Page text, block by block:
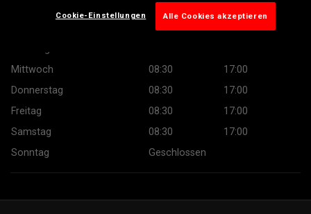
08:30
17:00
Mittwoch
08:30
17:00
Donnerstag
08:30
17:00
Freitag
08:30
17:00
Samstag
08:30
17:00
Sonntag
Geschlossen
Cookie-Einstellungen Alle Cookies akzeptieren